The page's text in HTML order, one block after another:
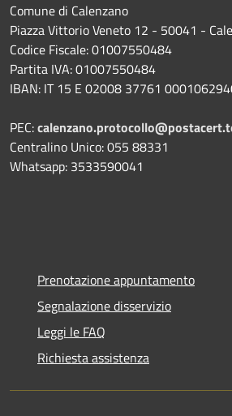
Comune di Calenzano
Piazza Vittorio Veneto 12 - 50041 -
Codice Fiscale: 01007550484
Partita IVA: 01007550484
IBAN: IT 15 E 02008 37761
PEC:
Centralino Unico: 055 88331
Whatsapp: 3533590041
Prenotazione appuntamento
Segnalazione disservizio
Leggi le FAQ
Richiesta assistenza